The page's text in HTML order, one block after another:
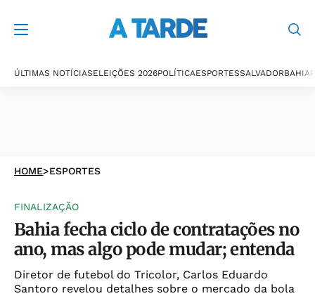
ÚLTIMAS NOTÍCIASELEIÇÕES 2026POLÍTICAESPORTESSALVADORBAHIA
HOME>ESPORTES
FINALIZAÇÃO
Bahia fecha ciclo de contratações no
ano, mas algo pode mudar; entenda
Diretor de futebol do Tricolor, Carlos Eduardo
Santoro revelou detalhes sobre o mercado da bola